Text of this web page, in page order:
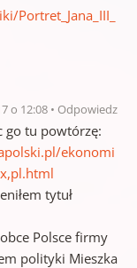
o 12:08 Odpowiedz
go tu powtórzę:
ekonomi
tytuł
Polsce firmy
polityki Mieszka